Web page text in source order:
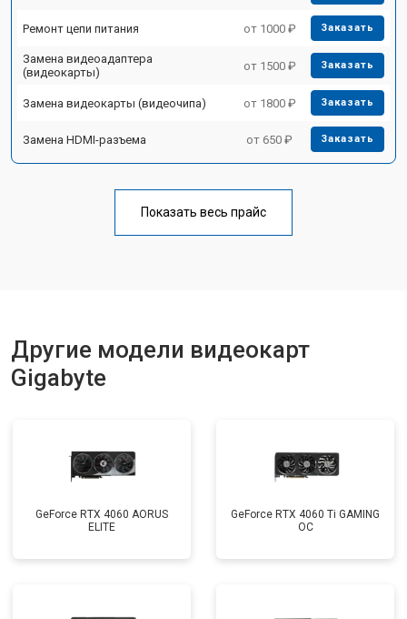
Ремонт цепи питания от 1000 ₽ Заказать
Замена видеоадаптера
(видеокарты)
от 1500 ₽ Заказать
Замена видеокарты (видеочипа) от 1800 ₽ Заказать
Замена HDMI-разъема от 650 ₽ Заказать
Показать весь прайс
Другие модели видеокарт
Gigabyte
GeForce RTX 4060 AORUS
ELITE
GeForce RTX 4060 Ti GAMING
OC